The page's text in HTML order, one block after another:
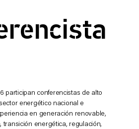
participan conferencistas de alto
energético nacional e
en generación renovable,
transición energética, regulación,